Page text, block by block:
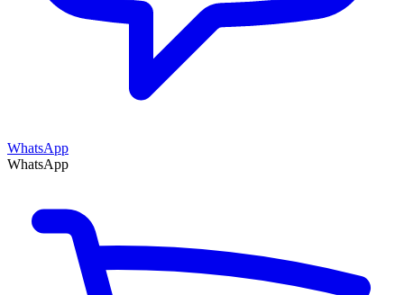
WhatsApp
WhatsApp